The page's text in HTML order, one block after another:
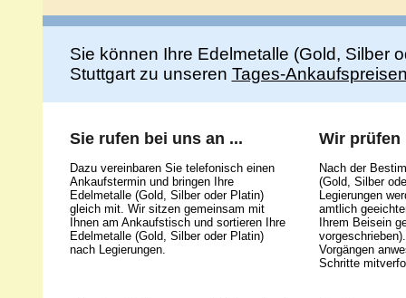
Sie können Ihre Edelmetalle (Gold, Silber
Stuttgart zu unseren Tages-
Sie rufen bei uns an ...
Dazu vereinbaren Sie telefonisch einen
Ankaufstermin und bringen Ihre
Edelmetalle (Gold, Silber oder Platin)
gleich mit. Wir sitzen gemeinsam mit
Ihnen am Ankaufstisch und sortieren Ihre
Edelmetalle (Gold, Silber oder Platin)
nach Legierungen.
Wir prüfen
Nach der
(Gold, Silber
Legierungen
amtlich
Ihrem Beisein
Vorgängen
Schritte